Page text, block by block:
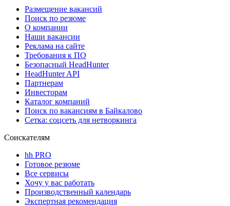
Размещение вакансий
Поиск по резюме
О компании
Наши вакансии
Реклама на сайте
Требования к ПО
Безопасный HeadHunter
HeadHunter API
Партнерам
Инвесторам
Каталог компаний
Поиск по вакансиям в Байкалово
Сетка: соцсеть для нетворкинга
Соискателям
hh PRO
Готовое резюме
Все сервисы
Хочу у вас работать
Производственный календарь
Экспертная рекомендация